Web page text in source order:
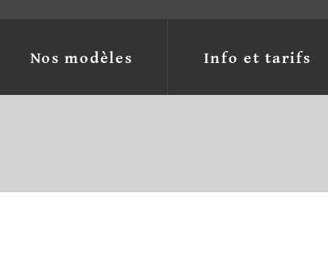
Nos modèles Info et tarifs